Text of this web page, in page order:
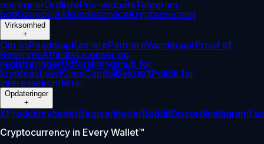
omregnerOrdlistePris-widgetsTelegram-
botKlagepolitikKundeserviceKryptooversigt
Virksomhed
+
Om osRoadmapKarrierePartnereVærdipapirProof of
ReservesAffiliateLicenser og
registreringerUdforskningshub for
kryptoaktiverKlimaCapitalBekræftPolitik for
interessekonflikter
Opdateringer
+
XProduktnyhederBegivenhederRedditDiscordInstagram
Cryptocurrency in Every Wallet™